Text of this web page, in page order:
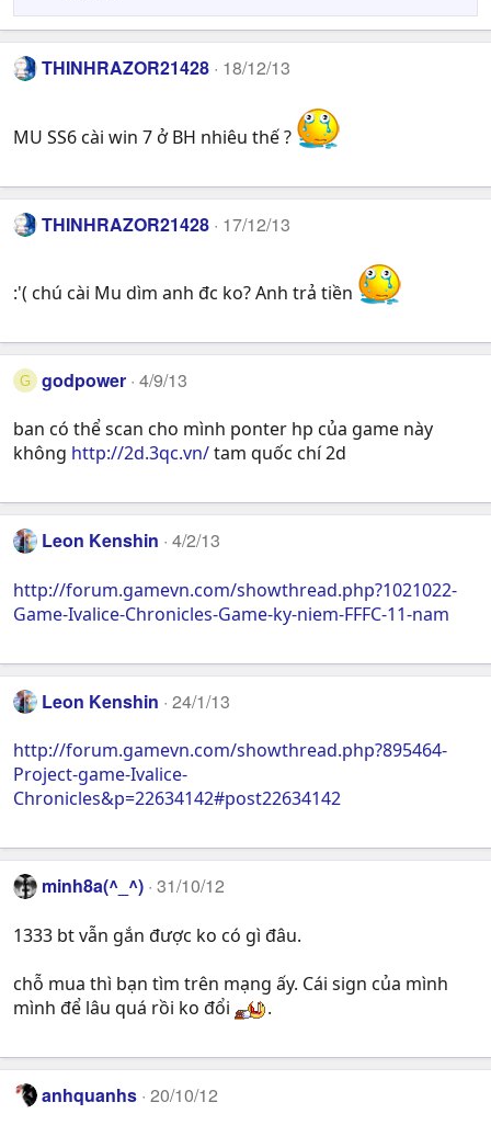
THINHRAZOR21428 18/12/13
MU SS6 cài win 7 ở BH nhiêu thế ?
THINHRAZOR21428 17/12/13
:'( chú cài Mu dìm anh đc ko? Anh trả tiền
G godpower 4/9/13
ban có thể scan cho mình ponter hp của game này
không http://2d.3qc.vn/tam quốc chí 2d
Leon Kenshin 4/2/13
http://forum.gamevn.com/showthread.php?1021022-
Game-Ivalice-Chronicles-Game-ky-niem-FFFC-11-nam
Leon Kenshin 24/1/13
http://forum.gamevn.com/showthread.php?895464-
Project-game-Ivalice-
Chronicles&p=22634142#post22634142
minh8a(^_^) 31/10/12
1333 bt vẫn gắn được ko có gì đâu.
chỗ mua thì bạn tìm trên mạng ấy. Cái sign của mình
mình để lâu quá rồi ko đổi
.
anhquanhs 20/10/12